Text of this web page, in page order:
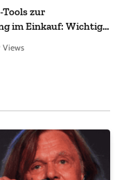
zur
im Einkauf: Wichtige
Sie achten sollten
Views